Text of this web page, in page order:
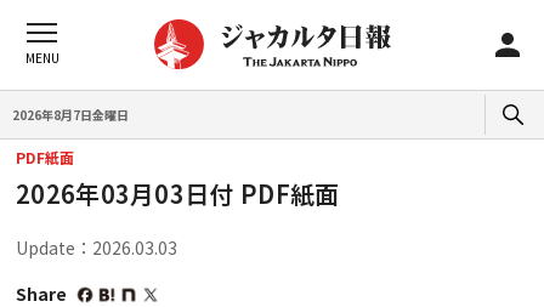
2026年8月7日金曜日
PDF紙面
2026年03月03日付 PDF紙面
Update：2026.03.03
Share